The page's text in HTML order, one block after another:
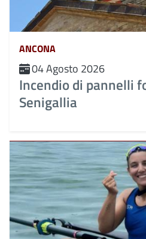
ANCONA
04 Agosto 2026
Incendio di pannelli
Senigallia